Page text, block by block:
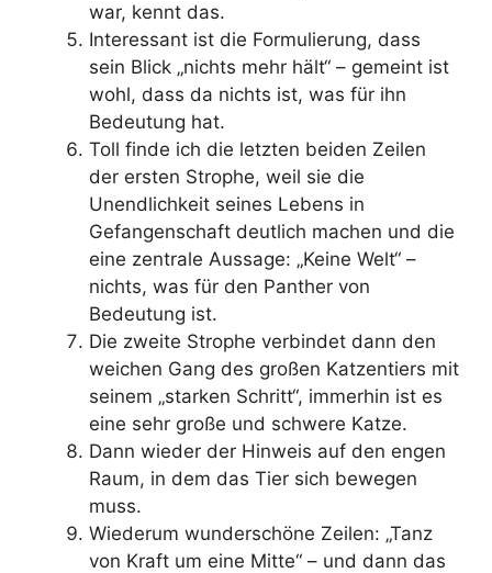
war, kennt das.
Interessant ist die Formulierung, dass
sein Blick „nichts mehr hält“ – gemeint ist
wohl, dass da nichts ist, was für ihn
Bedeutung hat.
Toll finde ich die letzten beiden Zeilen
der ersten Strophe, weil sie die
Unendlichkeit seines Lebens in
Gefangenschaft deutlich machen und die
eine zentrale Aussage: „Keine Welt“ –
nichts, was für den Panther von
Bedeutung ist.
Die zweite Strophe verbindet dann den
weichen Gang des großen Katzentiers mit
seinem „starken Schritt“, immerhin ist es
eine sehr große und schwere Katze.
Dann wieder der Hinweis auf den engen
Raum, in dem das Tier sich bewegen
muss.
Wiederum wunderschöne Zeilen: „Tanz
von Kraft um eine Mitte“ – und dann das